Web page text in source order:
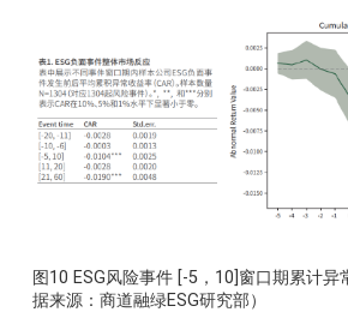
图10 ESG风险事件 [-5，10]窗口期累计异
据来源：商道融绿ESG研究部）